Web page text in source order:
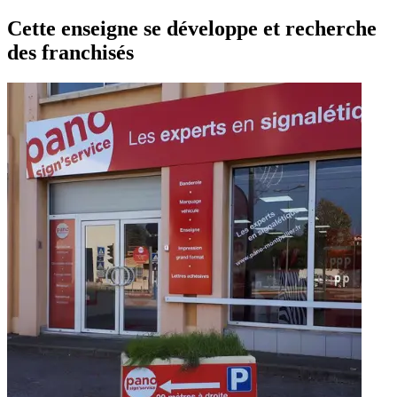
Cette enseigne se développe et recherche
des franchisés